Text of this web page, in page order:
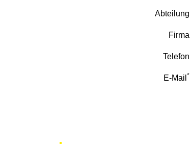
Abteilung
Firma
Telefon
E-Mail *